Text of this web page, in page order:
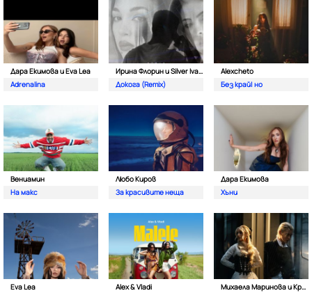
Дара Екимова и Eva Lea
Adrenalina
Ирина Флорин и Silver Ivanov
Докога (Remix)
Alexcheto
Без край| но
Вениамин
На макс
Любо Киров
За красивите неща
Дара Екимова
Хъни
Eva Lea
Alex & Vladi
Михаела Маринова и Кристиан Костов